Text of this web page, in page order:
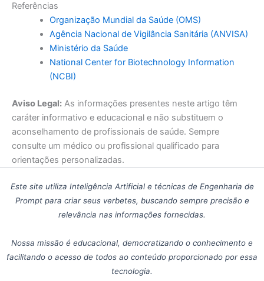
Referências
Organização Mundial da Saúde (OMS)
Agência Nacional de Vigilância Sanitária (ANVISA)
Ministério da Saúde
National Center for Biotechnology Information
(NCBI)
Aviso Legal: As informações presentes neste artigo têm
caráter informativo e educacional e não substituem o
aconselhamento de profissionais de saúde. Sempre
consulte um médico ou profissional qualificado para
orientações personalizadas.
Este site utiliza Inteligência Artificial e técnicas de Engenharia de
Prompt para criar seus verbetes, buscando sempre precisão e
relevância nas informações fornecidas.
Nossa missão é educacional, democratizando o conhecimento e
facilitando o acesso de todos ao conteúdo proporcionado por essa
tecnologia.